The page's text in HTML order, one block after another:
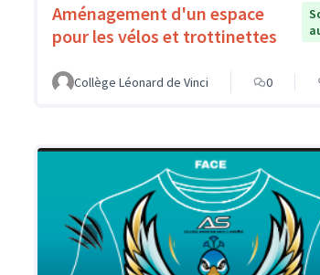
Aménagement d'un espace
pour les vélos et trottinettes
Collège Léonard de Vinci 0